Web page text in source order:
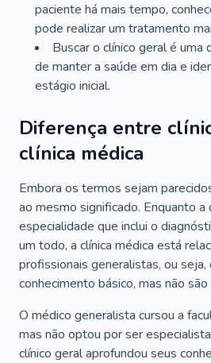
paciente há mais tempo,
pode realizar um tratamento
Buscar o clínico geral é uma
de manter a saúde em dia e
estágio inicial.
Diferença entre
clínica médica
Embora os termos sejam
ao mesmo significado. Enquanto
especialidade que inclui o
um todo, a clínica médica está
profissionais generalistas, ou seja,
conhecimento básico, mas não
O médico generalista cursou a
mas não optou por ser
clínico geral aprofundou seus